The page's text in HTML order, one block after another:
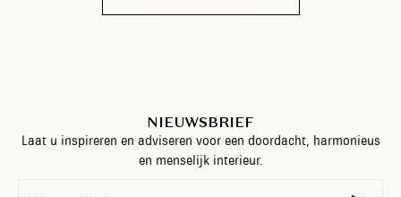
NIEUWSBRIEF
Laat u inspireren en adviseren voor een doordacht, harmonieus
en menselijk interieur.